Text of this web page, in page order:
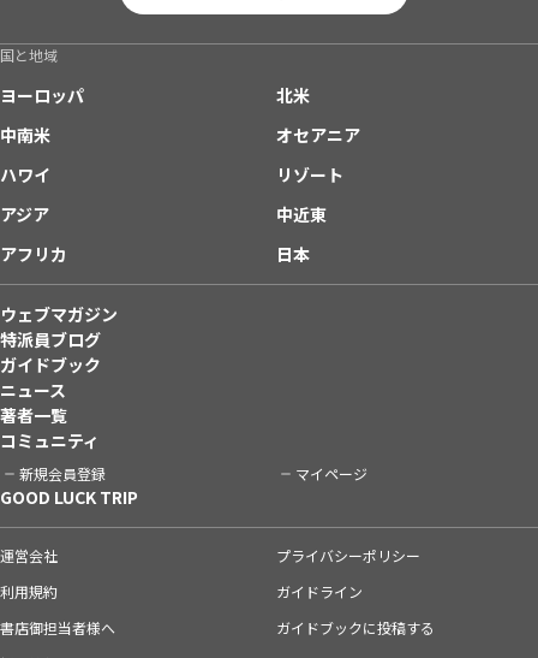
国と地域
ヨーロッパ
北米
中南米
オセアニア
ハワイ
リゾート
アジア
中近東
アフリカ
日本
ウェブマガジン
特派員ブログ
ガイドブック
ニュース
著者一覧
コミュニティ
新規会員登録 マイページ
GOOD LUCK TRIP
運営会社
プライバシーポリシー
利用規約
ガイドライン
書店御担当者様へ
ガイドブックに投稿する